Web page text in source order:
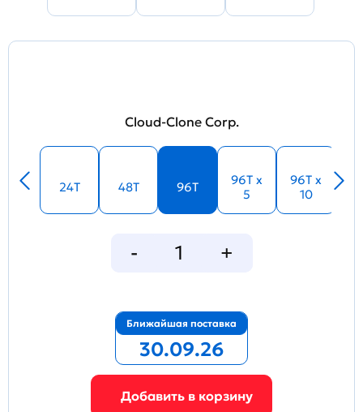
Cloud-Clone Corp.
24T 48T 96T
96T x
5
96T x
10
Ближайшая поставка
30.09.26